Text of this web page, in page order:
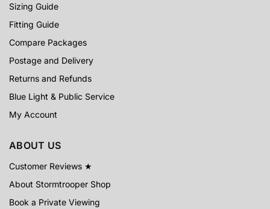
Sizing Guide
Fitting Guide
Compare Packages
Postage and Delivery
Returns and Refunds
Blue Light & Public Service
My Account
ABOUT US
Customer Reviews ★
About Stormtrooper Shop
Book a Private Viewing